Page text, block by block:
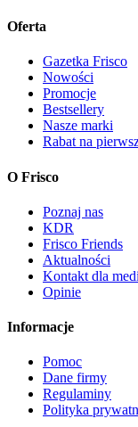
Oferta
Gazetka Frisco
Nowości
Promocje
Bestsellery
Nasze marki
Rabat na
O Frisco
Poznaj nas
KDR
Frisco Friends
Aktualności
Kontakt dla
Opinie
Informacje
Pomoc
Dane firmy
Regulaminy
Polityka